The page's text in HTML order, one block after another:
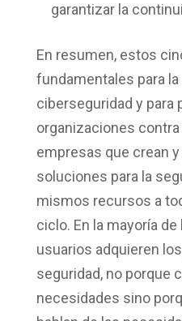
garantizar la
En resumen, estos
fundamentales para la
ciberseguridad y para
organizaciones
empresas que crean
soluciones para la
mismos recursos a
ciclo. En la mayoría
usuarios adquieren
seguridad, no porque
necesidades sino